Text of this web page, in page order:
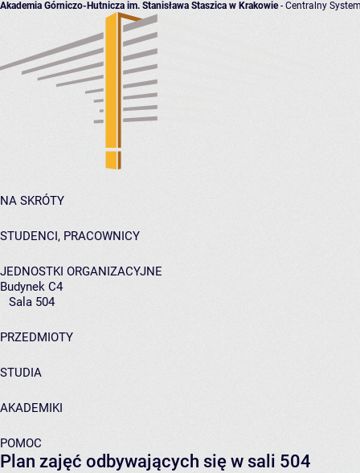
Akademia Górniczo-Hutnicza im. Stanisława Staszica w Krakowie- Centralny
NA SKRÓTY
STUDENCI, PRACOWNICY
JEDNOSTKI ORGANIZACYJNE
Budynek C4
Sala 504
PRZEDMIOTY
STUDIA
AKADEMIKI
POMOC
Plan zajęć odbywających się w sali 504